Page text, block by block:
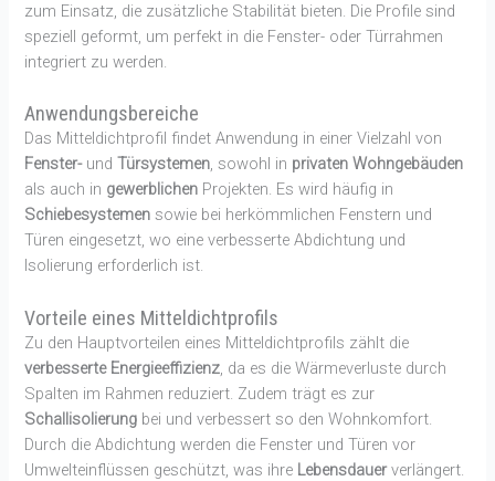
zum Einsatz, die zusätzliche Stabilität bieten. Die Profile sind
speziell geformt, um perfekt in die Fenster- oder Türrahmen
integriert zu werden.
Anwendungsbereiche
Das Mitteldichtprofil findet Anwendung in einer Vielzahl von
Fenster-undTürsystemen, sowohl in privaten Wohngebäuden
als auch in gewerblichen Projekten. Es wird häufig in
Schiebesystemen sowie bei herkömmlichen Fenstern und
Türen eingesetzt, wo eine verbesserte Abdichtung und
Isolierung erforderlich ist.
Vorteile eines Mitteldichtprofils
Zu den Hauptvorteilen eines Mitteldichtprofils zählt die
verbesserte Energieeffizienz, da es die Wärmeverluste durch
Spalten im Rahmen reduziert. Zudem trägt es zur
Schallisolierung bei und verbessert so den Wohnkomfort.
Durch die Abdichtung werden die Fenster und Türen vor
Umwelteinflüssen geschützt, was ihre Lebensdauerverlängert.